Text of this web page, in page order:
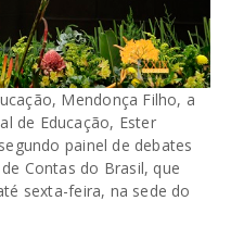
Mendonça Filho, a
de Educação, Ester
painel de debates
Contas do Brasil, que
sexta-feira, na sede do